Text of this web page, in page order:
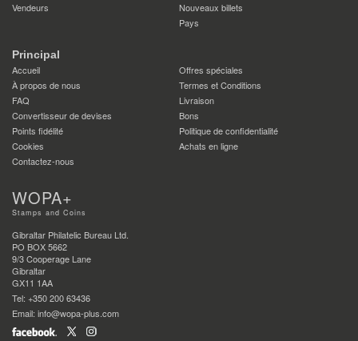
Vendeurs
Nouveaux billets
Pays
Principal
Accueil
Offres spéciales
À propos de nous
Termes et Conditions
FAQ
Livraison
Convertisseur de devises
Bons
Points fidélité
Politique de confidentialité
Cookies
Achats en ligne
Contactez-nous
WOPA+
Stamps and Coins
Gibraltar Philatelic Bureau Ltd.
PO BOX 5662
9/3 Cooperage Lane
Gibraltar
GX11 1AA
Tel: +350 200 63436
Email: info@wopa-plus.com